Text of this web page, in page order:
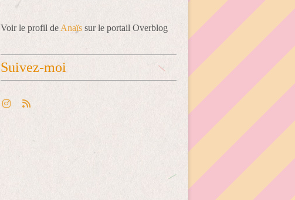
Voir le profil de Anaïs sur le portail Overblog
Suivez-moi